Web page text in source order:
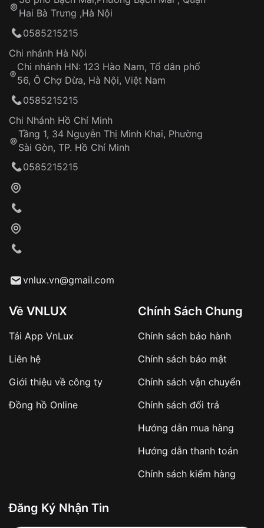
Hotline: 0585 215 215
Từ khóa SEO:
Khách hàng kiểm tra và thanh toán trực tiếp
Từ khóa SEO:
sản phẩm đặc biệt
hàng
Số tiền còn lại thanh toán khi nhận hàng hoặc
✔️ Đảm bảo xử lý đơn hàng nhanh chóng
✔️ Hạn chế tình trạng hủy đơn không mong
Từ khóa SEO:
Tự ý sửa chữa
thống VNLUX
Đảm bảo quyền lợi khách hàng
Đồng hành cùng khách hàng trong suốt quá
trình sử dụng
Hai Bà Trưng ,Hà Nội
0585215215
Chi nhánh Hà Nội
Chi nhánh HN: 123 Hào Nam, Tổ dân phố
56, Ô Chợ Dừa, Hà Nội, Việt Nam
0585215215
Chi Nhánh Hồ Chí Minh
Tầng 1, 34 Nguyễn Thị Minh Khai, Phường
Sài Gòn, TP. Hồ Chí Minh
0585215215
vnlux.vn@gmail.com
Về VNLUX
Tải App VnLux
Liên hệ
Giới thiệu về công ty
Đồng hồ Online
Chính Sách Chung
Chính sách bảo hành
Chính sách bảo mật
Chính sách vận chuyển
Chính sách đổi trả
Hướng dẫn mua hàng
Hướng dẫn thanh toán
Chính sách kiểm hàng
Đăng Ký Nhận Tin